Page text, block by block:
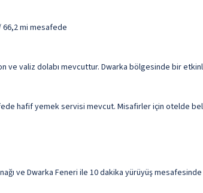
66,2 mi mesafede
ve valiz dolabı mevcuttur. Dwarka bölgesinde bir
hafif yemek servisi mevcut. Misafirler için otelde
ve Dwarka Feneri ile 10 dakika yürüyüş